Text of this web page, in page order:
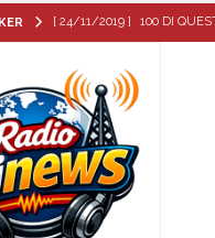
[ 24/11/2019 ] 100 DI
[ 07/08/2026 ] Mugnano
ATTUALITA'
[ 07/08/2026 ] Forza Italia
sfide ATTUALITA'